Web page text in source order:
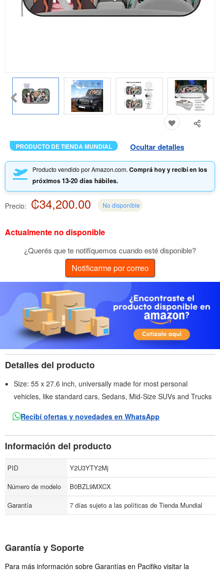
PRODUCTO DE TIENDA MUNDIAL Ocultar detalles
Producto vendido por Amazon.com.Comprá hoy y recibí en los
próximos13-20 días hábiles.
Precio: ₡34,200.00 No disponible
Actualmente no disponible
¿Querés que te notifiquemos cuando esté disponible?
Notificarme por correo
Detalles del producto
Size: 55 x 27.6 inch, universally made for most personal
vehicles, like standard cars, Sedans, Mid-Size SUVs and Trucks
Recibí ofertas y novedades en WhatsApp
Información del producto
PID
Y2U3YTY2Mj
Número de modelo
B0BZL9MXCX
Garantía
7 días sujeto a las políticas de Tienda Mundial
Garantía y Soporte
Para más información sobre Garantías en Pacifiko visitar la